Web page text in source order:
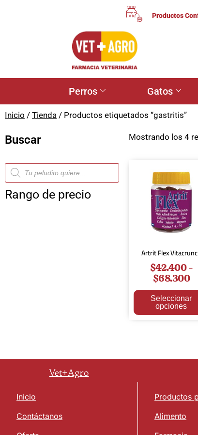
Productos
Perros Gatos
Inicio / Tienda / Productos etiquetados “gastritis”
Buscar
Rango de precio
Mostrando los 4
Artrit Flex
$42.400-
$68.300
Seleccionar
opciones
Vet+Agro
Inicio
Contáctanos
Productos
Alimento